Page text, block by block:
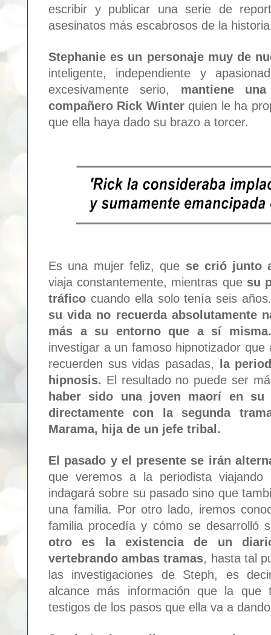
escribir y publicar una serie de
asesinatos más escabrosos de la
Stephanie es un personaje muy de
inteligente,
independiente y
excesivamente serio, mantiene
compañero Rick Winter quien le ha
que ella haya dado su brazo a torcer.
Es una mujer feliz, que se crió junto
viaja constantemente, mientras que su
tráfico cuando ella solo tenía seis
su vida no recuerda absolutamente
más a su entorno que a sí misma.
investigar a un famoso hipnotizador que
recuerden sus vidas pasadas, la
hipnosis. El resultado no puede ser
haber sido una joven maorí en su
directamente con la segunda t
Marama, hija de un jefe tribal.
El pasado y el presente se irán
que veremos a la periodista viajando
indagará sobre su pasado sino que
una familia. Por otro lado, iremos
familia procedía y cómo se desarrolló
otro es la existencia de un
vertebrando ambas tramas, hasta tal
las investigaciones de Steph, es
alcance más información que la que
testigos de los pasos que ella va a d